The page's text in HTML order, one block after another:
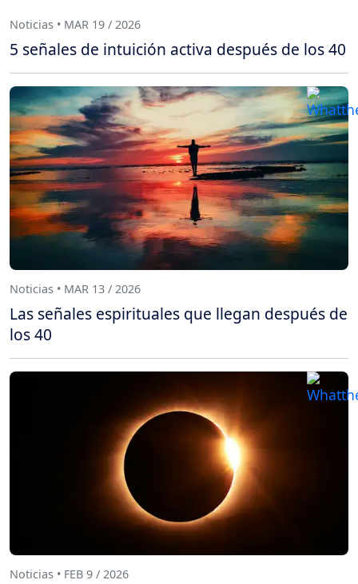
Noticias • MAR 19 / 2026
5 señales de intuición activa después de los 40
Noticias • MAR 13 / 2026
Las señales espirituales que llegan después de
los 40
Noticias • FEB 9 / 2026